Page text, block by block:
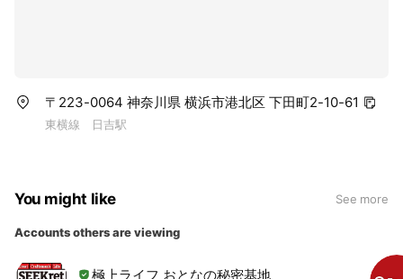
〒223-0064 神奈川県 横浜市港北区 下田町2-10-61
東横線 日吉駅
You might like See more
Accounts others are viewing
極上ライフ おとなの秘密基地